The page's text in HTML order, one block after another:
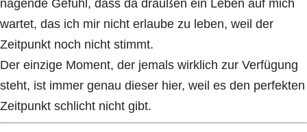
nagende Gefühl, dass da draußen ein Leben auf mich
wartet, das ich mir nicht erlaube zu leben, weil der
Zeitpunkt noch nicht stimmt.
Der einzige Moment, der jemals wirklich zur Verfügung
steht, ist immer genau dieser hier, weil es den perfekten
Zeitpunkt schlicht nicht gibt.